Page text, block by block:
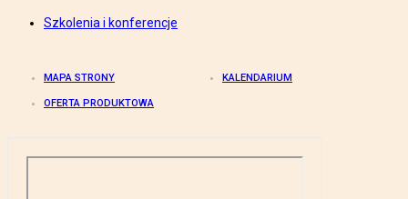
Szkolenia i konferencje
MAPA STRONY KALENDARIUM
OFERTA PRODUKTOWA